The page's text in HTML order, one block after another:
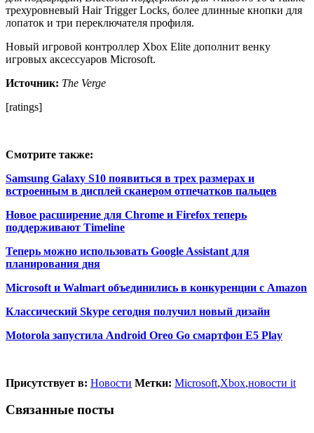
трехуровневый Hair Trigger Locks, более длинные кнопки для
лопаток и три переключателя профиля.
Новый игровой контроллер Xbox Elite дополнит венку
игровых аксессуаров Microsoft.
Источник: The Verge
[ratings]
Смотрите также:
Samsung Galaxy S10 появиться в трех размерах и
встроенным в дисплей сканером отпечатков пальцев
Новое расширение для Chrome и Firefox теперь
поддерживают Timeline
Теперь можно использовать Google Assistant для
планирования дня
Microsoft и Walmart объединились в конкуренции с Amazon
Классический Skype сегодня получил новый дизайн
Motorola запустила Android Oreo Go смартфон E5 Play
Присутствует в: Новости Метки: Microsoft,Xbox,новости it
Связанные посты